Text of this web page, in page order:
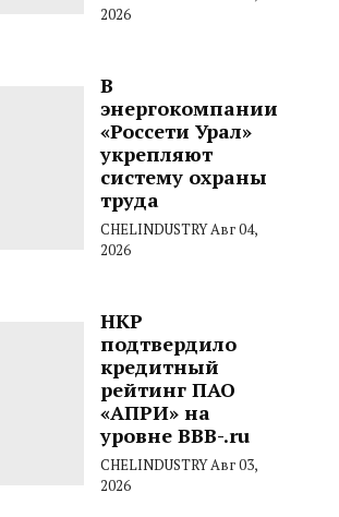
2026
В
энергокомпании
«Россети Урал»
укрепляют
систему охраны
труда
CHELINDUSTRYАвг 04,
2026
НКР
подтвердило
кредитный
рейтинг ПАО
«АПРИ» на
уровне BBB-.ru
CHELINDUSTRYАвг 03,
2026